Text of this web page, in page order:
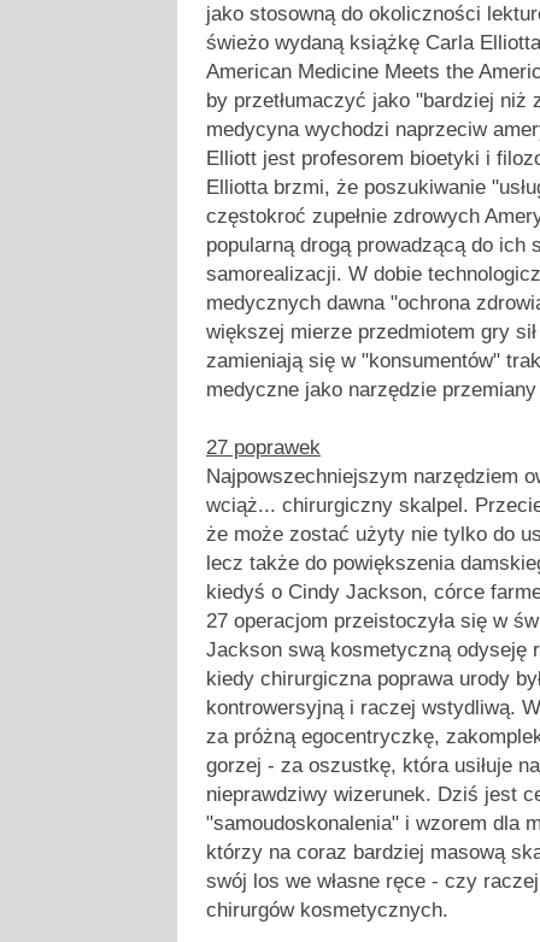
jako stosowną do okoliczności
świeżo wydaną książkę Carla
American Medicine Meets the
by przetłumaczyć jako "bardziej niż
medycyna wychodzi naprzeciw
Elliott jest profesorem bioetyki i
Elliotta brzmi, że poszukiwanie
częstokroć zupełnie zdrowych
popularną drogą prowadzącą do ich
samorealizacji. W dobie
medycznych dawna "ochrona
większej mierze przedmiotem gry
zamieniają się w "konsumentów"
medyczne jako narzędzie
27 poprawek
Najpowszechniejszym narzędziem
wciąż... chirurgiczny skalpel.
że może zostać użyty nie tylko do
lecz także do powiększenia
kiedyś o Cindy Jackson, córce
27 operacjom przeistoczyła się w
Jackson swą kosmetyczną odyseję
kiedy chirurgiczna poprawa urody
kontrowersyjną i raczej wstydliwą.
za próżną egocentryczkę,
gorzej - za oszustkę, która usiłuje
nieprawdziwy wizerunek. Dziś jest
"samoudoskonalenia" i wzorem dla
którzy na coraz bardziej masową
swój los we własne ręce - czy
chirurgów kosmetycznych.